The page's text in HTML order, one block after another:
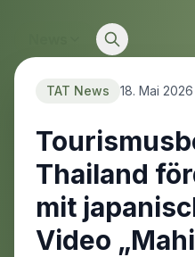
TAT News 18. Mai 2026
Thailand
mit
Video